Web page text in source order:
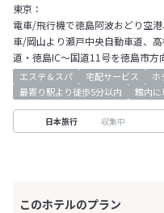
東京：
電車/飛行機で徳島阿波おどり空
車/岡山より瀬戸中央自動車道、
道・徳島IC～国道11号を徳島市方
エステ＆スパ 宅配サービス ホ
最寄り駅より徒歩5分以内
館内に
日本旅行 収集中